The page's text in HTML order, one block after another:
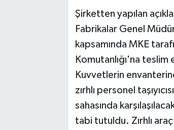
Şirketten yapılan
Fabrikalar Genel
kapsamında MKE
Komutanlığı'na teslim
Kuvvetlerin
zırhlı personel
sahasında
tabi tutuldu. Zırhlı